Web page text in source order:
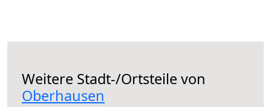
Weitere Stadt-/Ortsteile von
Oberhausen